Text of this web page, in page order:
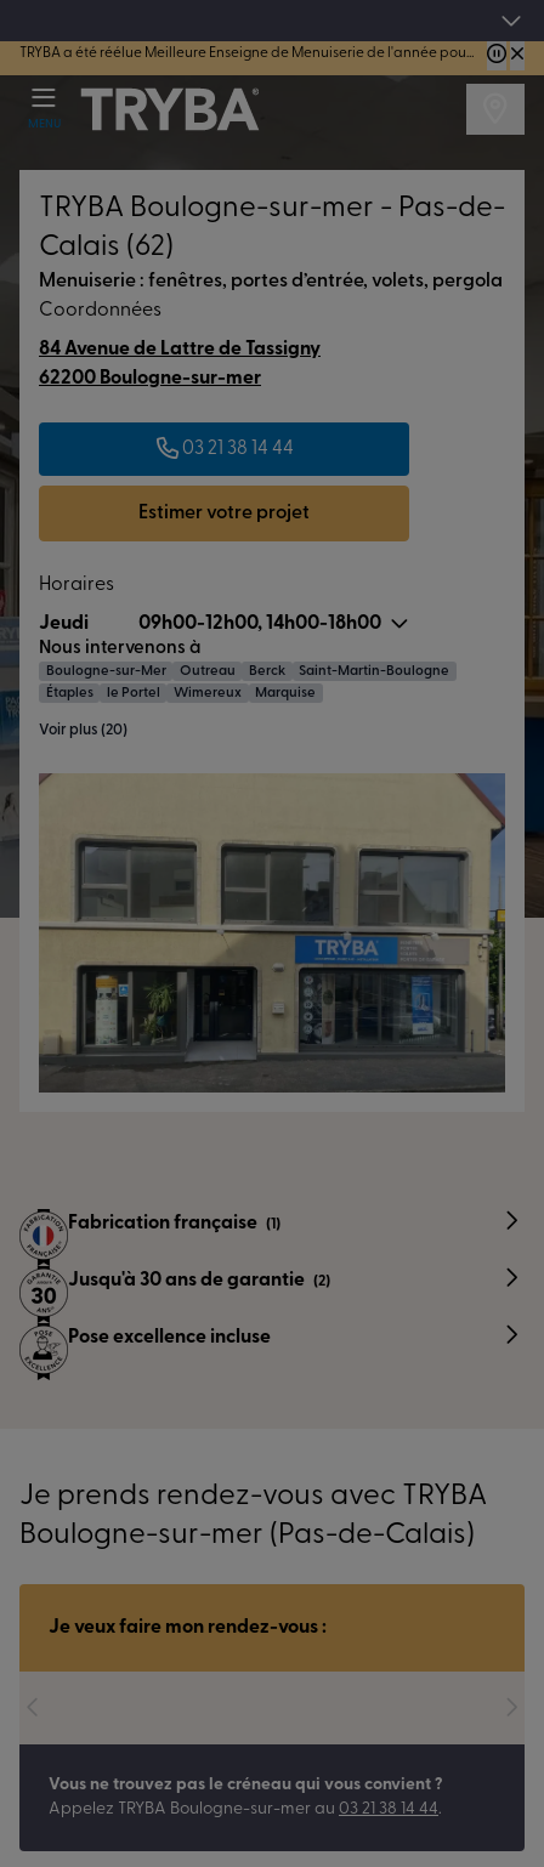
TRYBA a été réélue Meilleure Enseigne de Menuiserie de l'année pour la 7ème année consécutive.
MENU
TRYBA Boulogne-sur-mer - Pas-de-
Calais (62)
Menuiserie : fenêtres, portes d’entrée, volets, pergola
Coordonnées
84 Avenue de Lattre de Tassigny
62200 Boulogne-sur-mer
03 21 38 14 44
Estimer votre projet
Horaires
Jeudi
09h00-12h00, 14h00-18h00
Nous intervenons à
Boulogne-sur-Mer Outreau Berck
Saint-Martin-Boulogne
Étaples
le Portel Wimereux Marquise
Voir plus (20)
Fabrication française (1)
Jusqu'à 30 ans de garantie (2)
Pose excellence incluse
Je prends rendez-vous avec TRYBA
Boulogne-sur-mer (Pas-de-Calais)
Je veux faire mon rendez-vous :
Vous ne trouvez pas le créneau qui vous convient ?
Appelez TRYBA Boulogne-sur-mer au 03 21 38 14 44.